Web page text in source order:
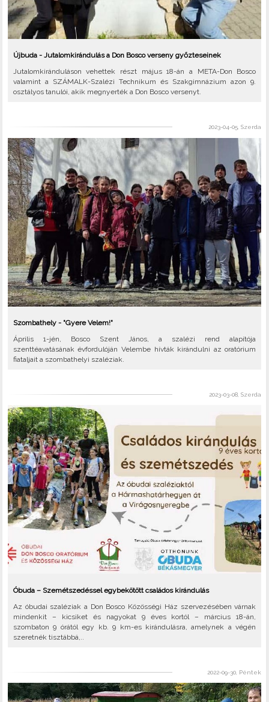
Újbuda - Jutalomkirándulás a Don Bosco verseny győzteseinek
Jutalomkiránduláson vehettek részt május 18-án a META-Don Bosco
valamint a SZÁMALK-Szalézi Technikum és Szakgimnázium azon 9.
osztályos tanulói, akik megnyerték a Don Bosco versenyt.
2023-04-05, Szerda
Szombathely - "Gyere Velem!"
Április 1-jén, Bosco Szent János, a szalézi rend alapítója
szenttéavatásának évfordulóján Velembe hívták kirándulni az oratórium
fiataljait a szombathelyi szaléziak.
2023-03-08, Szerda
Óbuda – Szemétszedéssel egybekötött családos kirándulás
Az óbudai szaléziak a Don Bosco Közösségi Ház szervezésében várnak
mindenkit – kicsiket és nagyokat 9 éves kortól – március 18-án,
szombaton 9 órától egy kb. 9 km-es kirándulásra, amelynek a végén
szeretnék tisztábbá,..
2022-09-30, Péntek